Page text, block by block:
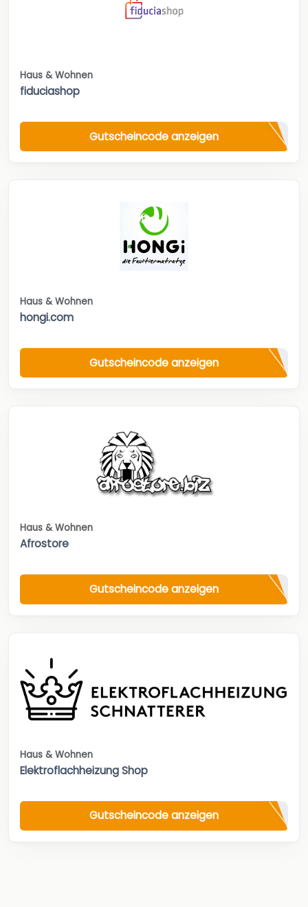
Haus & Wohnen
fiduciashop
Gutscheincode anzeigen
Haus & Wohnen
hongi.com
Gutscheincode anzeigen
Haus & Wohnen
Afrostore
Gutscheincode anzeigen
Haus & Wohnen
Elektroflachheizung Shop
Gutscheincode anzeigen